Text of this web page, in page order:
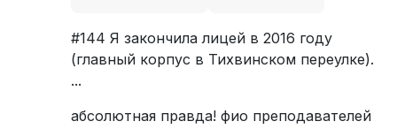
#144 Я закончила лицей в 2016 году
(главный корпус в Тихвинском переулке).
...
абсолютная правда! фио преподавателей